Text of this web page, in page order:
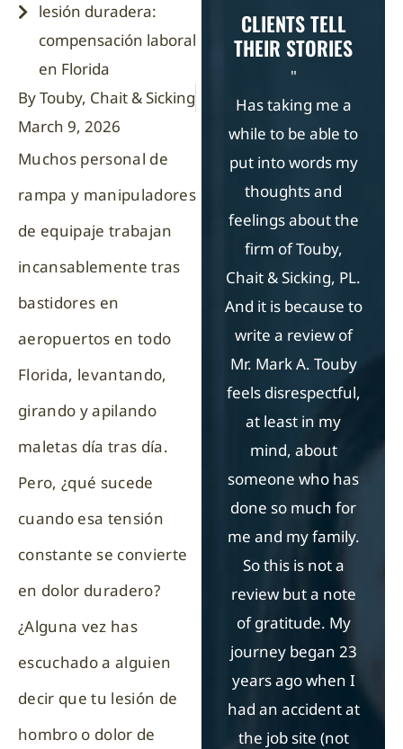
lesión duradera:
compensación laboral
en Florida
By Touby, Chait & Sicking
March 9, 2026
Muchos personal de
rampa y manipuladores
de equipaje trabajan
incansablemente tras
bastidores en
aeropuertos en todo
Florida, levantando,
girando y apilando
maletas día tras día.
Pero, ¿qué sucede
cuando esa tensión
constante se convierte
en dolor duradero?
¿Alguna vez has
escuchado a alguien
decir que tu lesión de
hombro o dolor de
CLIENTS TELL
THEIR STORIES
"
Has taking me a
while to be able to
put into words my
thoughts and
feelings about the
firm of Touby,
Chait & Sicking, PL.
And it is because to
write a review of
Mr. Mark A. Touby
feels disrespectful,
at least in my
mind, about
someone who has
done so much for
me and my family.
So this is not a
review but a note
of gratitude. My
journey began 23
years ago when I
had an accident at
the job site (not